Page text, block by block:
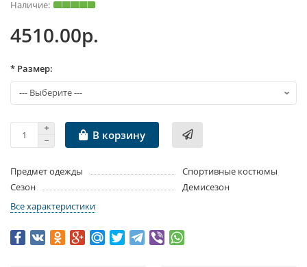
4510.00р.
* Размер:
В корзину
Предмет одежды
Спортивные костюмы
Сезон
Демисезон
Все характеристики